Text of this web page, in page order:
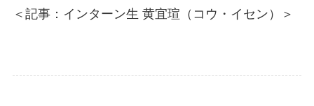
＜記事：インターン生 黄宜瑄（コウ・イセン）＞